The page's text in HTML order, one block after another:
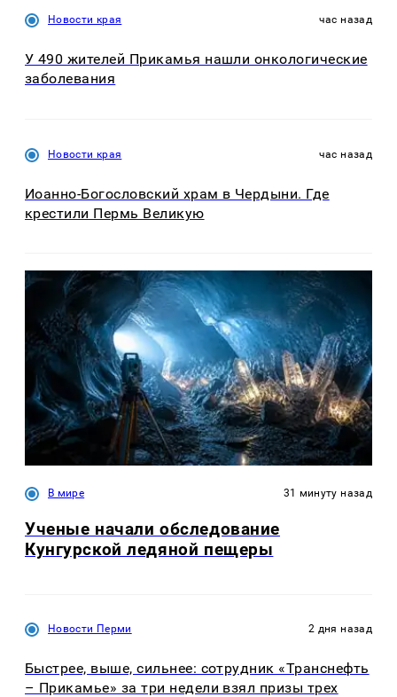
Новости края час назад
У 490 жителей Прикамья нашли онкологические
заболевания
Новости края час назад
Иоанно-Богословский храм в Чердыни. Где
крестили Пермь Великую
В мире 31 минуту назад
Ученые начали обследование
Кунгурской ледяной пещеры
Новости Перми 2 дня назад
Быстрее, выше, сильнее: сотрудник «Транснефть
– Прикамье» за три недели взял призы трех